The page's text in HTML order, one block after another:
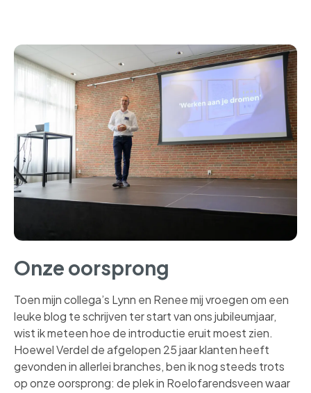
Onze oorsprong
Toen mijn collega’s Lynn en Renee mij vroegen om een
leuke blog te schrijven ter start van ons jubileumjaar,
wist ik meteen hoe de introductie eruit moest zien.
Hoewel Verdel de afgelopen 25 jaar klanten heeft
gevonden in allerlei branches, ben ik nog steeds trots
op onze oorsprong: de plek in Roelofarendsveen waar